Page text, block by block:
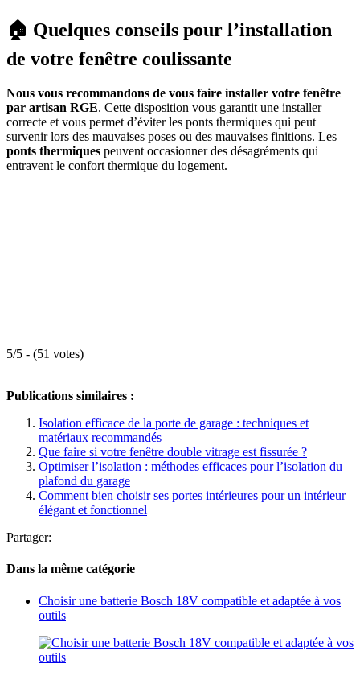
🏠 Quelques conseils pour l’installation
de votre fenêtre coulissante
Nous vous recommandons de vous faire installer votre fenêtre
par artisan RGE. Cette disposition vous garantit une installer
correcte et vous permet d’éviter les ponts thermiques qui peut
survenir lors des mauvaises poses ou des mauvaises finitions. Les
ponts thermiques peuvent occasionner des désagréments qui
entravent le confort thermique du logement.
5/5 - (51 votes)
Publications similaires :
Isolation efficace de la porte de garage : techniques et
matériaux recommandés
Que faire si votre fenêtre double vitrage est fissurée ?
Optimiser l’isolation : méthodes efficaces pour l’isolation du
plafond du garage
Comment bien choisir ses portes intérieures pour un intérieur
élégant et fonctionnel
Partager:
Dans la même catégorie
Choisir une batterie Bosch 18V compatible et adaptée à vos
outils